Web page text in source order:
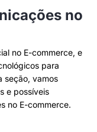
no
no E-commerce, e
para
seção, vamos
e possíveis
no E-commerce.